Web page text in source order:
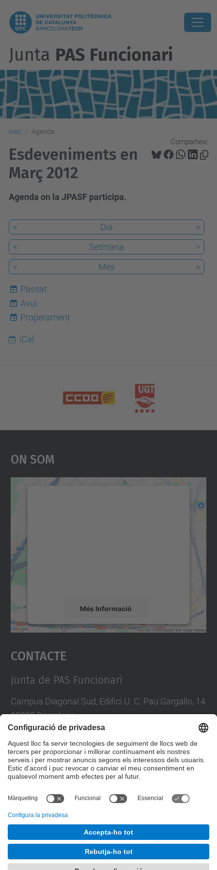
Junta PAS Funcionari
Inici Agenda
Comparteix:
Esdeveniments en
Març 2012
Agenda on la JPASF participa.
< Dia
>
<
Setmana
>
<
Mes >
Passat
9
Avui
Properament
iCal
On Som
Més Informació
Accepta
powered by
Contacte
Junta de PAS Funcionari
Campus Diagonal Sud, Edifici U. C. Pau Gargallo, 14
08028 Barcelona
E-mail :junta.pasf@upc.edu
Formulari de contacte
Junta PAS Funcionari
Desenvolupat amb